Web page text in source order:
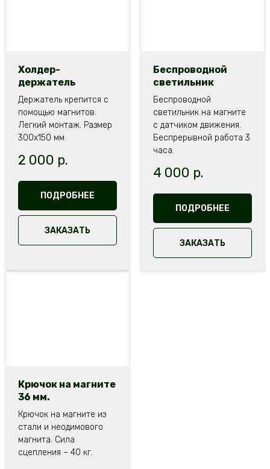
Холдер-
держатель
Держатель крепится с
помощью магнитов.
Легкий монтаж. Размер
300х150 мм.
2 000 р.
ПОДРОБНЕЕ
ЗАКАЗАТЬ
Беспроводной
светильник
Беспроводной
светильник на магните
с датчиком движения.
Беспрерывной работа 3
часа.
4 000 р.
ПОДРОБНЕЕ
ЗАКАЗАТЬ
Крючок на магните
36 мм.
Крючок на магните из
стали и неодимового
магнита. Сила
сцепления – 40 кг.